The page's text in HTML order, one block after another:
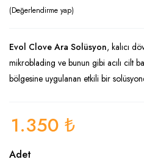
Değerlendirme yap
Evol Clove Ara Solüsyon, kalıcı
mikroblading ve bunun gibi acılı cilt
bölgesine uygulanan etkili bir
1.350 ₺
Adet